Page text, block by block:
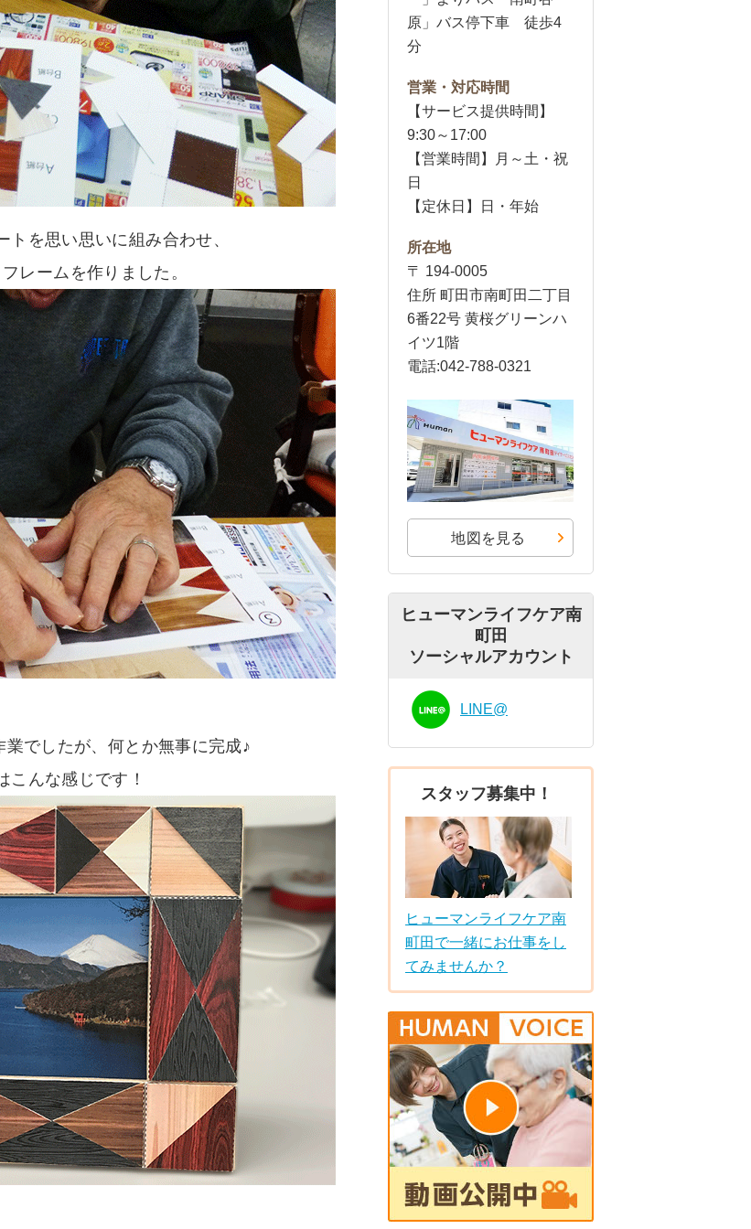
を思い思いに組み合わせ、
レームを作りました。
でしたが、何とか無事に完成♪
こんな感じです！
原」バス停下車 徒歩4
分
営業・対応時間
【サービス提供時間】
9:30～17:00
【営業時間】月～土・祝
日
【定休日】日・年始
所在地
〒 194-0005
住所 町田市南町田二丁目
6番22号 黄桜グリーンハ
イツ1階
電話:042-788-0321
地図を見る
ヒューマンライフケア南
町田
ソーシャルアカウント
LINE@
スタッフ募集中！
ヒューマンライフケア南
町田で一緒にお仕事をし
てみませんか？